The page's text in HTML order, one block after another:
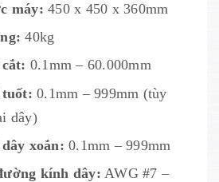
máy: 450 x 450 x 360mm
40kg
0.1mm – 60.000mm
tuốt: 0.1mm – 999mm (tùy
dây)
xoắn: 0.1mm – 999mm
kính dây: AWG #7 –